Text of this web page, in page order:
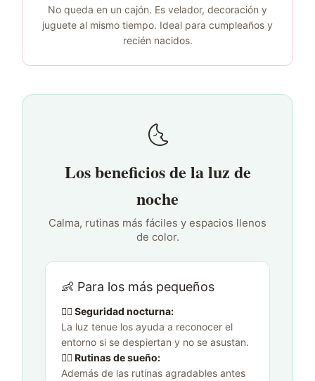
No queda en un cajón. Es velador, decoración y
juguete al mismo tiempo. Ideal para cumpleaños y
recién nacidos.
🌜
Los beneficios de la luz de
noche
Calma, rutinas más fáciles y espacios llenos
de color.
👶 Para los más pequeños
👉🏻 Seguridad nocturna:
La luz tenue los ayuda a reconocer el
entorno si se despiertan y no se asustan.
👉🏻 Rutinas de sueño:
Además de las rutinas agradables antes